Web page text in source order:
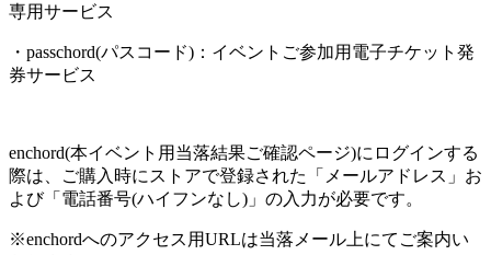
専用サービス
・passchord(パスコード)：イベントご参加用電子チケット発
券サービス
enchord(本イベント用当落結果ご確認ページ)にログインする
際は、ご購入時にストアで登録された「メールアドレス」お
よび「電話番号(ハイフンなし)」の入力が必要です。
※enchordへのアクセス用URLは当落メール上にてご案内い